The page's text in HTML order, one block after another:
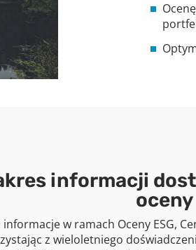
informacji
oceny
w ramach Oceny ESG,
z wieloletniego